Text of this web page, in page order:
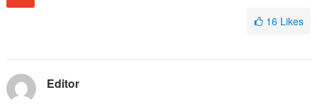
16 Likes
Editor